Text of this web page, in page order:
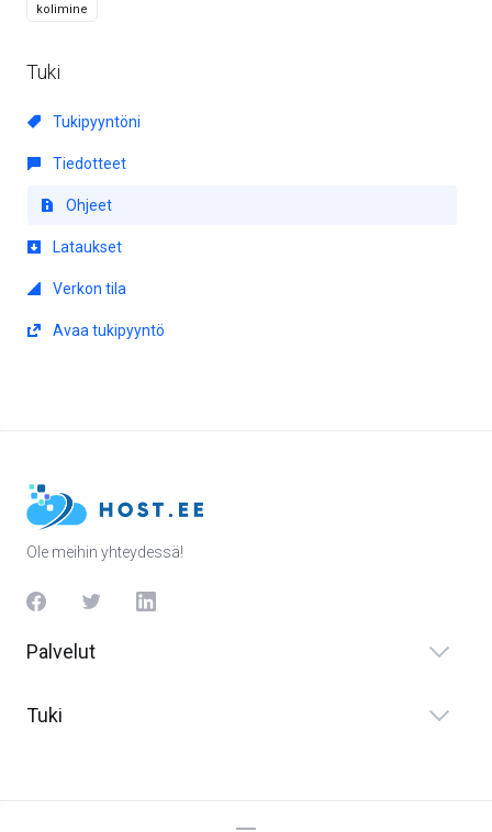
kolimine
Tuki
Tukipyyntöni
Tiedotteet
Ohjeet
Lataukset
Verkon tila
Avaa tukipyyntö
Ole meihin yhteydessä!
Palvelut
Tuki